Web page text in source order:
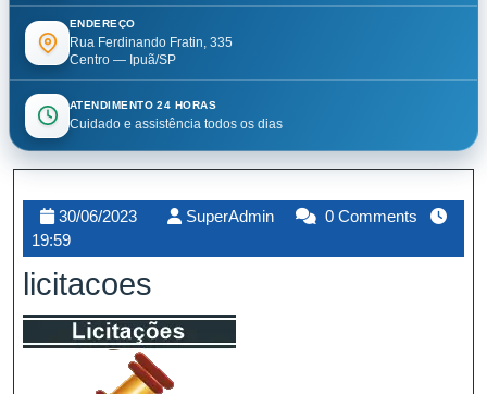
ENDEREÇO
Rua Ferdinando Fratin, 335
Centro — Ipuã/SP
ATENDIMENTO 24 HORAS
Cuidado e assistência todos os dias
30/06/2023 SuperAdmin
0 Comments
19:59
licitacoes